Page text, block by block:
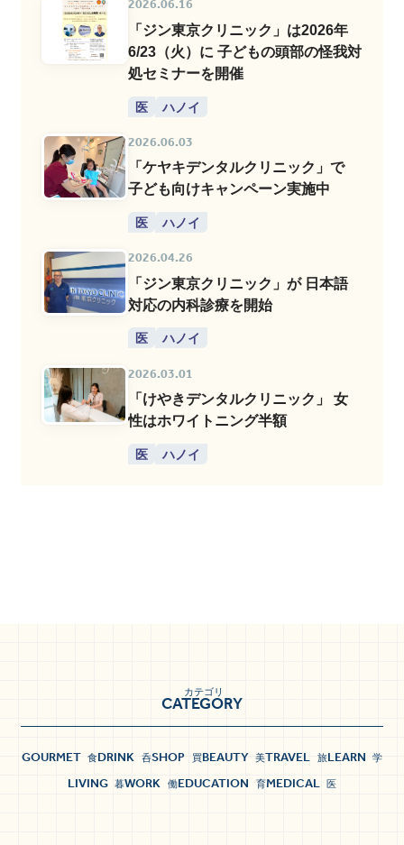
2026.06.16
「ジン東京クリニック」は2026年
6/23（火）に 子どもの頭部の怪我対
処セミナーを開催
医 ハノイ
2026.06.03
「ケヤキデンタルクリニック」で
子ども向けキャンペーン実施中
医 ハノイ
2026.04.26
「ジン東京クリニック」が 日本語
対応の内科診療を開始
医 ハノイ
2026.03.01
「けやきデンタルクリニック」 女
性はホワイトニング半額
医 ハノイ
CATEGORY
カテゴリ
GOURMET 食DRINK 呑SHOP 買BEAUTY 美TRAVEL 旅LEARN 学
LIVING 暮WORK 働EDUCATION 育MEDICAL 医